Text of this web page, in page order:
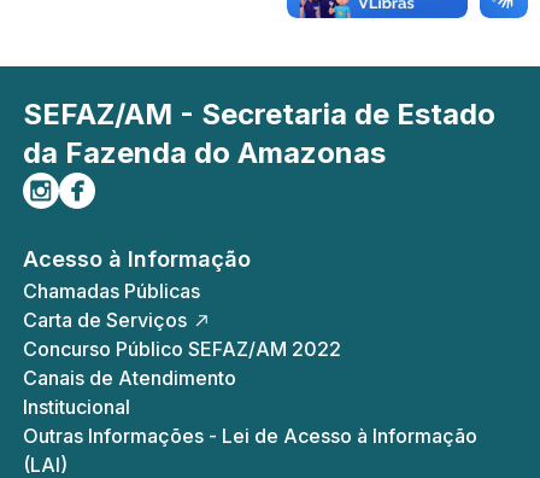
SEFAZ/AM - Secretaria de Estado
da Fazenda do Amazonas
Siga-nos no Instagram
Curta-nos no Facebook
Acesso à Informação
Chamadas Públicas
Carta de Serviços
Concurso Público SEFAZ/AM 2022
Canais de Atendimento
Institucional
Outras Informações - Lei de Acesso à Informação
(LAI)